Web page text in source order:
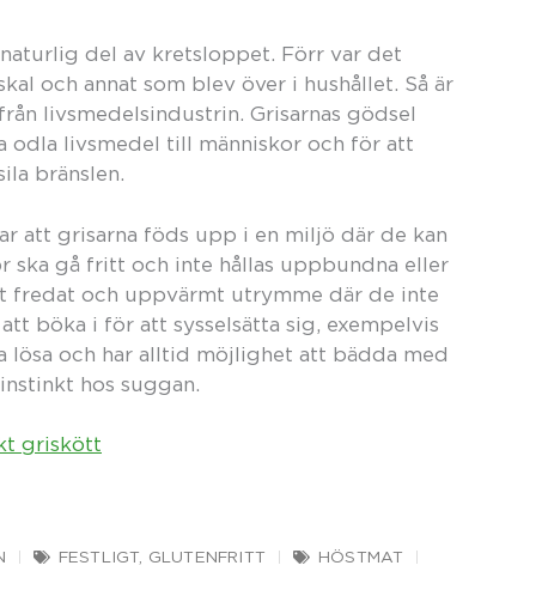
del av kretsloppet. Förr var det
och annat som blev över i hushållet. Så är
livsmedelsindustrin. Grisarnas gödsel
odla livsmedel till människor och för att
bränslen.
att grisarna föds upp i en miljö där de kan
ska gå fritt och inte hållas uppbundna eller
fredat och uppvärmt utrymme där de inte
böka i för att sysselsätta sig, exempelvis
lösa och har alltid möjlighet att bädda med
hos suggan.
griskött
FESTLIGT GLUTENFRITT
HÖSTMAT